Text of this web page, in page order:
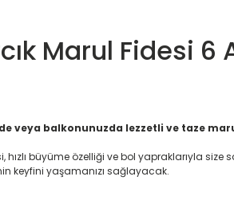
Marul Fidesi 6
veya balkonunuzda lezzetli ve taze
hızlı büyüme özelliği ve bol yapraklarıyla
keyfini yaşamanızı sağlayacak.